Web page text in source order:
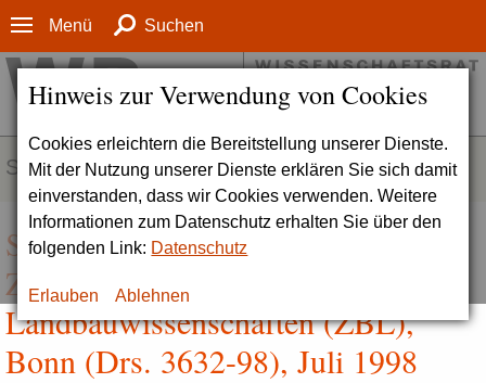
Hinweis zur Verwendung von Cookies
Cookies erleichtern die Bereitstellung unserer Dienste.
Mit der Nutzung unserer Dienste erklären Sie sich damit
einverstanden, dass wir Cookies verwenden. Weitere
Informationen zum Datenschutz erhalten Sie über den
folgenden Link: Datenschutz
Erlauben Ablehnen
Menü Suchen
SERVICE
Stellungnahme zur Deutschen
Zentralbibliothek der
Landbauwissenschaften (ZBL),
Bonn (Drs. 3632-98), Juli 1998